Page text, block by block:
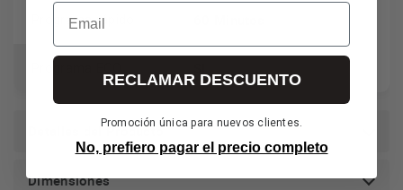
Programa rápido
Detalles del Producto
Dimensiones
Email
RECLAMAR DESCUENTO
Promoción única para nuevos clientes.
No, prefiero pagar el precio completo